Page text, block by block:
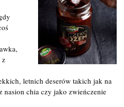
z
letnich deserów takich jak na
nasion chia czy jako zwieńczenie